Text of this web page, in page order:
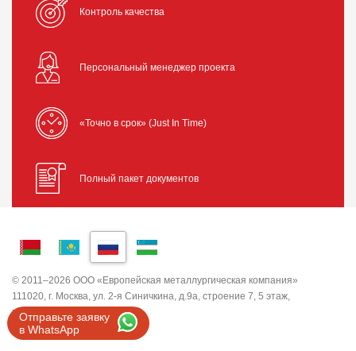
Отправьте заявку
в WhatsApp
Контроль качества
Персональный менеджер проекта
«Точно в срок» (Just In Time)
Полный пакет документов
© 2011–2026 ООО «Европейская металлургическая компания»
111020, г. Москва, ул. 2-я Синичкина, д.9а, строение 7, 5 этаж,
помещение I, комната 5
ИНН 7743820503 ООО "ЕМК"